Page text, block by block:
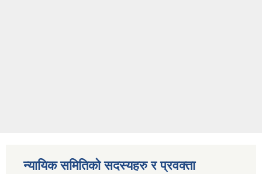
न्यायिक समितिको सदस्यहरु र प्रवक्ता